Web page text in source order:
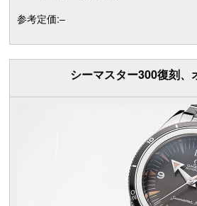
参考定価:–
シーマスター300復刻、